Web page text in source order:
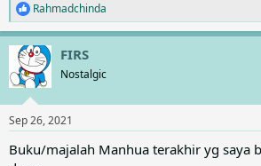
R
e
a
c
t
i
s
:
Rahmadchinda
FIRS
Nostalgic
Sep 26, 2021
Buku/majalah Manhua terakhir yg saya